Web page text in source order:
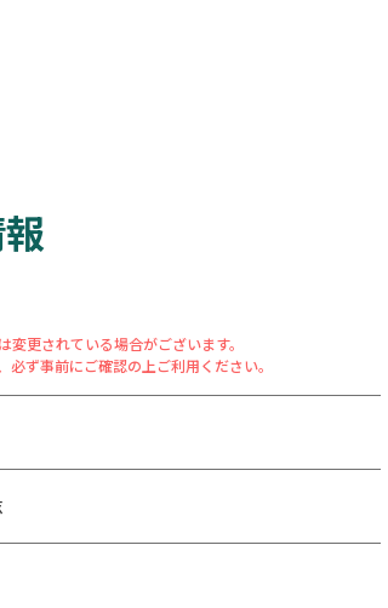
更されている場合がございます。
ず事前にご確認の上ご利用ください。